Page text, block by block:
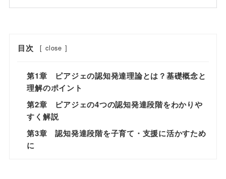
目次 [ close ]
第1章 ピアジェの認知発達理論とは？基礎概念と
理解のポイント
第2章 ピアジェの4つの認知発達段階をわかりや
すく解説
第3章 認知発達段階を子育て・支援に活かすため
に